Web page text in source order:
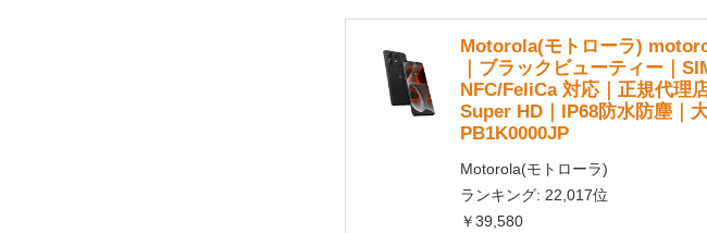
Motorola(モトローラ)
｜ブラックビューティー｜
NFC/FeliCa 対応｜正規代理
Super HD｜IP68防水防塵｜
PB1K0000JP
Motorola(モトローラ)
ランキング: 22,017位
￥39,580